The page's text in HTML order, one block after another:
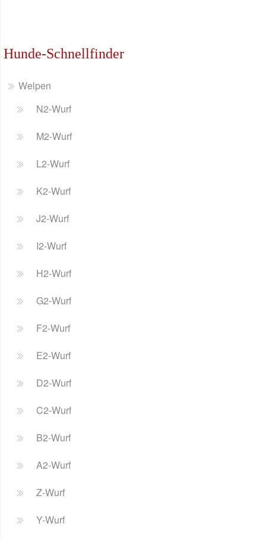
Hunde-Schnellfinder
Welpen
N2-Wurf
M2-Wurf
L2-Wurf
K2-Wurf
J2-Wurf
I2-Wurf
H2-Wurf
G2-Wurf
F2-Wurf
E2-Wurf
D2-Wurf
C2-Wurf
B2-Wurf
A2-Wurf
Z-Wurf
Y-Wurf